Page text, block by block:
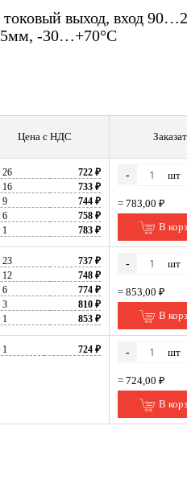
токовый выход, вход
-30…+70°С
Цена с НДС
722 ₽
733 ₽
9
744 ₽
6
758 ₽
783 ₽
- шт
= 783,00 ₽
В
737 ₽
748 ₽
6
774 ₽
3
810 ₽
853 ₽
- шт
= 853,00 ₽
В
724 ₽ - шт
= 724,00 ₽
В